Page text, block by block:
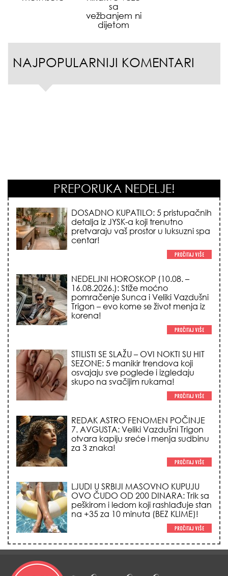
sa
vežbanjem ni
dijetom
NAJPOPULARNIJI KOMENTARI
PREPORUKA NEDELJE!
NEDELJNI HOROSKOP (10.08. –
16.08.2026.): Stiže moćno
pomračenje Sunca i Veliki Vazdušni
STILISTI SE SLAŽU – OVI NOKTI SU HIT
SEZONE: 5 manikir trendova koji
osvajaju sve poglede i izgledaju
REDAK ASTRO FENOMEN POČINJE
7. AVGUSTA: Veliki Vazdušni Trigon
otvara kapiju sreće i menja sudbinu
za 3 znaka!
LJUDI U SRBIJI MASOVNO KUPUJU
OVO ČUDO OD 200 DINARA: Trik sa
peškirom i ledom koji rashlađuje stan
TRIK SA CRVENIM NOVČANIKOM I
LOVOROVIM LISTOM: Stari ritual
privlačenja novca koji treba uraditi
baš tokom sezone Lava!